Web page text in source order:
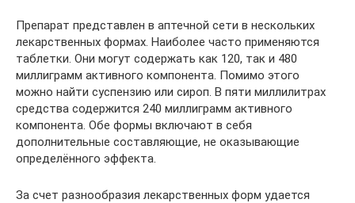
Препарат представлен в аптечной сети в нескольких
лекарственных формах. Наиболее часто применяются
таблетки. Они могут содержать как 120, так и 480
миллиграмм активного компонента. Помимо этого
можно найти суспензию или сироп. В пяти миллилитрах
средства содержится 240 миллиграмм активного
компонента. Обе формы включают в себя
дополнительные составляющие, не оказывающие
определённого эффекта.
За счет разнообразия лекарственных форм удается